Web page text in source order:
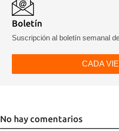
Boletín
Suscripción al boletín semanal de
CADA
No hay comentarios